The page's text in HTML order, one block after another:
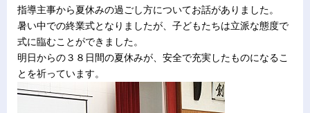
指導主事から夏休みの過ごし方についてお話がありました。
暑い中での終業式となりましたが、子どもたちは立派な態度で
式に臨むことができました。
明日からの３８日間の夏休みが、安全で充実したものになるこ
とを祈っています。